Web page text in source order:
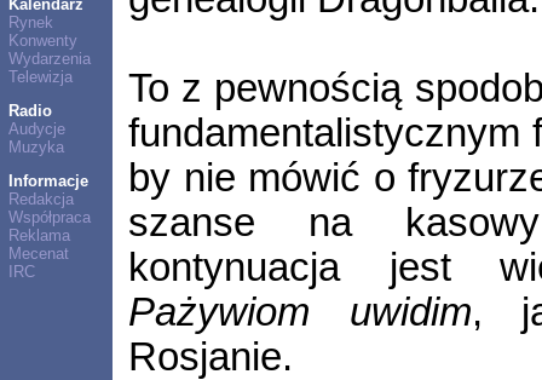
Kalendarz
Rynek
Konwenty
Wydarzenia
Telewizja
Radio
Audycje
Muzyka
Informacje
Redakcja
Współpraca
Reklama
Mecenat
IRC
To z pewnością
fundamentalistycznym
by nie mówić o
szanse na
kontynuacja jest
Pażywiom uwidim,
Rosjanie.